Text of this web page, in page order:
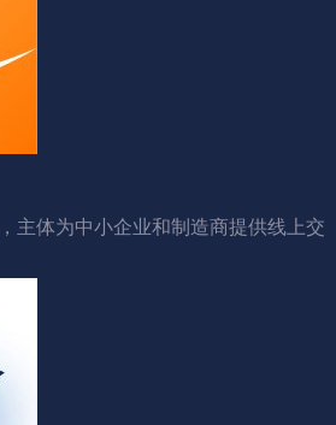
主体为中小企业和制造商提供线上交